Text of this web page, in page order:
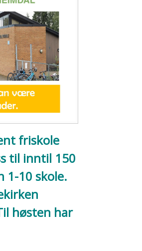
friskole
til inntil 150
1-10 skole.
høsten har